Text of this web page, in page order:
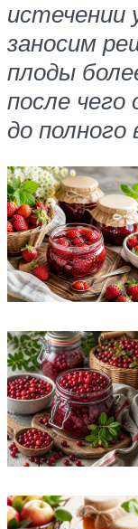
истечении
заносим
плоды
после
до полного